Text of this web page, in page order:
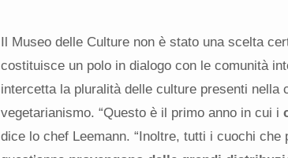
Il Museo delle Culture non è stato una scelta
costituisce un polo in dialogo con le comunità
intercetta la pluralità delle culture presenti nella
vegetarianismo. “Questo è il primo anno in cui i
dice lo chef Leemann. “Inoltre, tutti i cuochi che